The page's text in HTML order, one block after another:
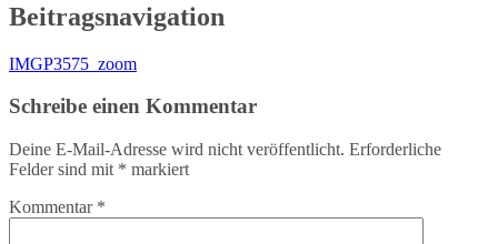
Beitragsnavigation
IMGP3575_zoom
Schreibe einen Kommentar
Deine E-Mail-Adresse wird nicht veröffentlicht. Erforderliche
Felder sind mit * markiert
Kommentar *